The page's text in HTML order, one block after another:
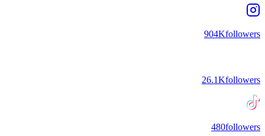
904Kfollowers
26.1Kfollowers
480followers